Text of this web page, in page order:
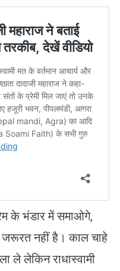
के भंडार में समाओगे,
नहीं है। काल चाहे
ले लेकिन राधास्वामी